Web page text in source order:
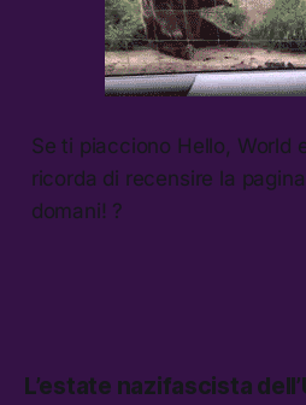
Se ti piacciono Hello, World
ricorda di recensire la
domani! ?
L’estate nazifascista